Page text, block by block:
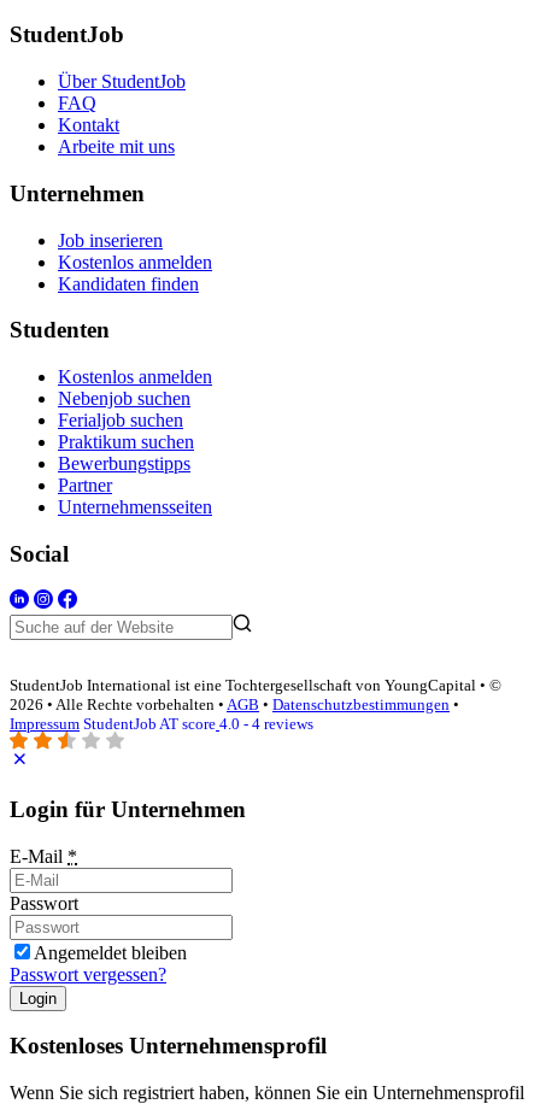
StudentJob
Über StudentJob
FAQ
Kontakt
Arbeite mit uns
Unternehmen
Job inserieren
Kostenlos anmelden
Kandidaten finden
Studenten
Kostenlos anmelden
Nebenjob suchen
Ferialjob suchen
Praktikum suchen
Bewerbungstipps
Partner
Unternehmensseiten
Social
StudentJob International ist eine Tochtergesellschaft von YoungCapital • ©
2026 • Alle Rechte vorbehalten • AGB • Datenschutzbestimmungen •
Impressum StudentJob AT score 4.0 - 4 reviews
Login für Unternehmen
E-Mail *
Passwort
Angemeldet bleiben
Passwort vergessen?
Login
Kostenloses Unternehmensprofil
Wenn Sie sich registriert haben, können Sie ein Unternehmensprofil